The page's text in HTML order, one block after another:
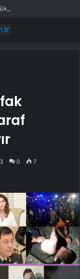
0 7